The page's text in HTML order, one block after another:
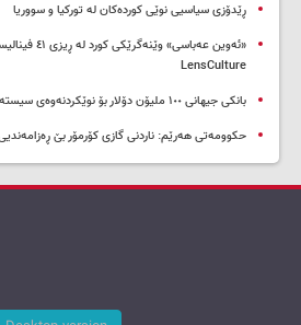
ڕێدۆزی سیاسیی نوێی کوردەکان لە تورکیا و سووریا
«ئەوین عەباسی»
LensCulture
بانکی جیهانی ١٠٠ ملیۆن دۆلار بۆ نوێکردنەوەی سیستەمی پارەی سووریا تەرخان دەکات
حکوومەتی هەرێم: ناردنی گازی کۆرمۆر بێ